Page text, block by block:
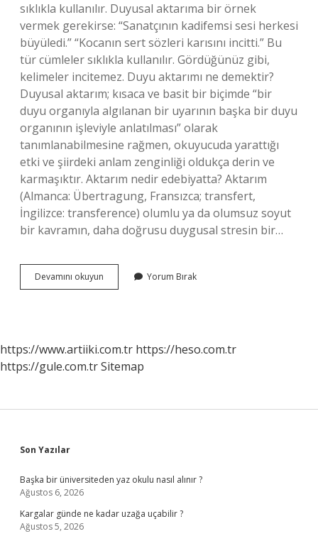
sıklıkla kullanılır. Duyusal aktarıma bir örnek
vermek gerekirse: “Sanatçının kadifemsi sesi herkesi
büyüledi.” “Kocanın sert sözleri karısını incitti.” Bu
tür cümleler sıklıkla kullanılır. Gördüğünüz gibi,
kelimeler incitemez. Duyu aktarımı ne demektir?
Duyusal aktarım; kısaca ve basit bir biçimde “bir
duyu organıyla algılanan bir uyarının başka bir duyu
organının işleviyle anlatılması” olarak
tanımlanabilmesine rağmen, okuyucuda yarattığı
etki ve şiirdeki anlam zenginliği oldukça derin ve
karmaşıktır. Aktarım nedir edebiyatta? Aktarım
(Almanca: Übertragung, Fransızca; transfert,
İngilizce: transference) olumlu ya da olumsuz soyut
bir kavramın, daha doğrusu duygusal stresin bir…
Devamını okuyun
Arası
Yorum Bırak
https://www.artiiki.com.tr https://heso.com.tr
https://gule.com.trSitemap
Sidebar
Son Yazılar
Başka bir üniversiteden yaz okulu nasıl alınır ?
Ağustos 6, 2026
Kargalar günde ne kadar uzağa uçabilir ?
Ağustos 5, 2026